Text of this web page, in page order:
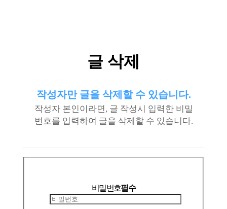
글 삭제
작성자만 글을 삭제할 수 있습니다.
작성자 본인이라면, 글 작성시 입력한 비밀
번호를 입력하여 글을 삭제할 수 있습니다.
비밀번호필수